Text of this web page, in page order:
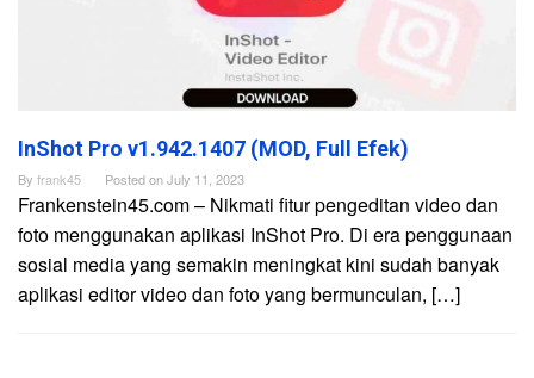
InShot Pro v1.942.1407 (MOD, Full Efek)
By frank45 Posted onJuly 11, 2023
Frankenstein45.com – Nikmati fitur pengeditan video dan
foto menggunakan aplikasi InShot Pro. Di era penggunaan
sosial media yang semakin meningkat kini sudah banyak
aplikasi editor video dan foto yang bermunculan, […]